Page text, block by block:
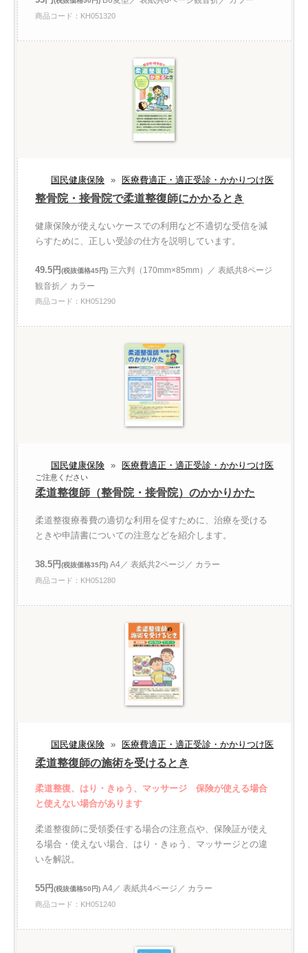
商品コード：KH051320
国民健康保険 » 医療費適正・適正受診・かかりつけ医
整骨院・接骨院で柔道整復師にかかるとき
健康保険が使えないケースでの利用など不適切な受信を減
らすために、正しい受診の仕方を説明しています。
49.5円(税抜価格45円) 三六判（170mm×85mm）／ 表紙共8ページ
観音折／ カラー
商品コード：KH051290
国民健康保険 » 医療費適正・適正受診・かかりつけ医
ご注意ください
柔道整復師（整骨院・接骨院）のかかりかた
柔道整復療養費の適切な利用を促すために、治療を受ける
ときや申請書についての注意などを紹介します。
38.5円(税抜価格35円) A4／ 表紙共2ページ／ カラー
商品コード：KH051280
国民健康保険 » 医療費適正・適正受診・かかりつけ医
柔道整復師の施術を受けるとき
柔道整復、はり・きゅう、マッサージ 保険が使える場合
と使えない場合があります
柔道整復師に受領委任する場合の注意点や、保険証が使え
る場合・使えない場合、はり・きゅう、マッサージとの違
いを解説。
55円(税抜価格50円) A4／ 表紙共4ページ／ カラー
商品コード：KH051240